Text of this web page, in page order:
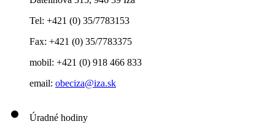
Tel: +421 (0) 35/7783153
Fax: +421 (0) 35/7783375
mobil: +421 (0) 918 466 833
email: obeciza@iza.sk
Úradné hodiny